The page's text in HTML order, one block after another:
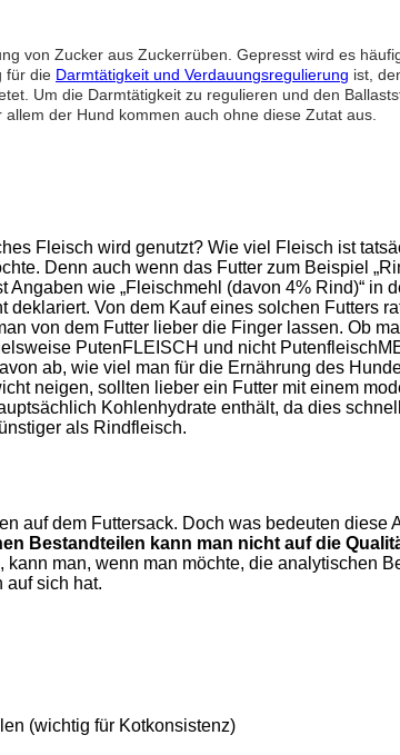
von Zucker aus Zuckerrüben. Gepresst wird es
für die Darmtätigkeit und Verdauungsregulierung ist,
Um die Darmtätigkeit zu regulieren und den
der Hund kommen auch ohne diese Zutat aus.
Fleisch wird genutzt? Wie viel Fleisch ist
Denn auch wenn das Futter zum Beispiel
wie „Fleischmehl (davon 4% Rind)“ in
Von dem Kauf eines solchen Futters
von dem Futter lieber die Finger lassen. Ob
PutenFLEISCH und nicht
ab, wie viel man für die Ernährung des
neigen, sollten lieber ein Futter mit einem
Kohlenhydrate enthält, da dies
als Rindfleisch.
auf dem Futtersack. Doch was bedeuten diese
Bestandteilen kann man nicht auf die
man, wenn man möchte, die analytischen
auf sich hat.
(wichtig für Kotkonsistenz)